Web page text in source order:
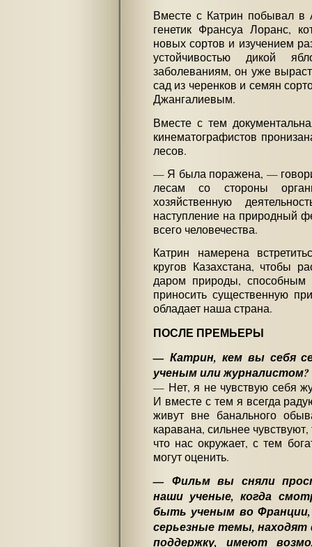
Вместе с Катрин побывал в
генетик Франсуа Лоранс,
новых сортов и изучением
устойчивостью дикой
заболеваниям, он уже
сад из черенков и семян
Джангалиевым.
Вместе с тем
кинематографистов
лесов.
— Я была поражена, —
лесам со стороны
хозяйственную
наступление на природный
всего человечества.
Катрин намерена
кругов Казахстана, чтобы
даром природы, способным
приносить существенную
обладает наша страна.
ПОСЛЕ ПРЕМЬЕРЫ
— Катрин, кем вы себя
ученым или журналистом?
— Нет, я не чувствую себя
И вместе с тем я всегда
живут вне банального
каравана, сильнее
что нас окружает, с тем
могут оценить.
— Фильм вы сняли
наши ученые, когда
быть ученым во Франции,
серьезные темы, находят
поддержку, имеют